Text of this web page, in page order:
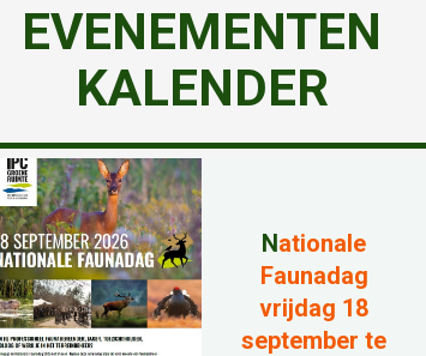
EVENEMENTEN
KALENDER
Nationale
Faunadag
vrijdag 18
september te